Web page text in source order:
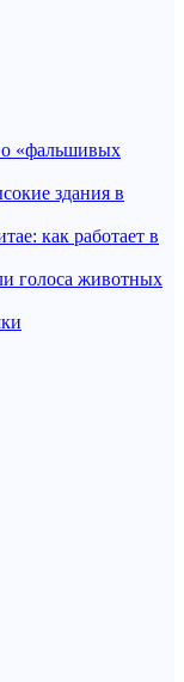
о «фальшивых
здания в
как работает в
голоса животных